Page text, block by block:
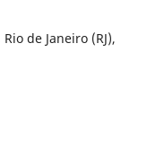
de Janeiro (RJ),